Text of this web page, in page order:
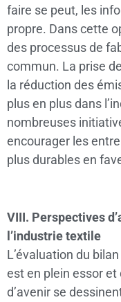
faire se peut, les
propre. Dans cette
des processus de
commun. La prise
la réduction des
plus en plus dans
nombreuses
encourager les
plus durables en
VIII. Perspectives
l’industrie textile
L’évaluation du
est en plein essor
d’avenir se